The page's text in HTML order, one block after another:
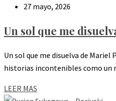
27 mayo, 2026
Un sol que me
Un sol que me disuelva de Mariel
historias incontenibles como un
LEER MAS